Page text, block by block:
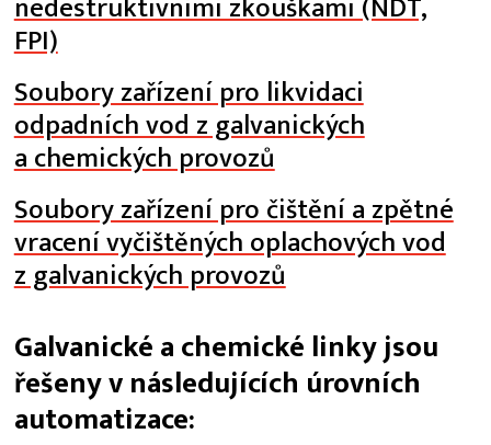
FPI)
Soubory zařízení pro likvidaci
odpadních vod z galvanických
a chemických provozů
Soubory zařízení pro čištění a zpětné
vracení vyčištěných oplachových vod
z galvanických provozů
Galvanické a chemické linky jsou
řešeny v následujících úrovních
automatizace: